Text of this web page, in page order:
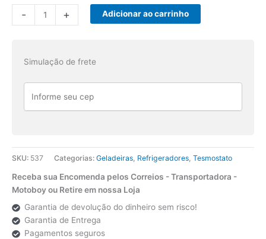
-
Termostato
RC43048-
+ Adicionar ao carrinho
Simulação de frete
SKU: 537 Categorias: Geladeiras Refrigeradores Tesmostato
Receba sua Encomenda pelos Correios - Transportadora -
Motoboy ou Retire em nossa Loja
Garantia de devolução do dinheiro sem risco!
Garantia de Entrega
Pagamentos seguros